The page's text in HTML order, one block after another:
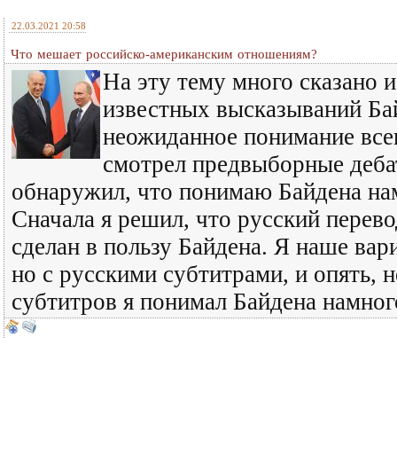
22.03.2021 20:58
Что мешает российско-американским отношениям?
На эту тему много сказано
известных высказываний
неожиданное понимание
смотрел предвыборные
обнаружил, что понимаю Байдена
Сначала я решил, что русский
сделан в пользу Байдена. Я наше
но с русскими субтитрами, и опять,
субтитров я понимал Байдена